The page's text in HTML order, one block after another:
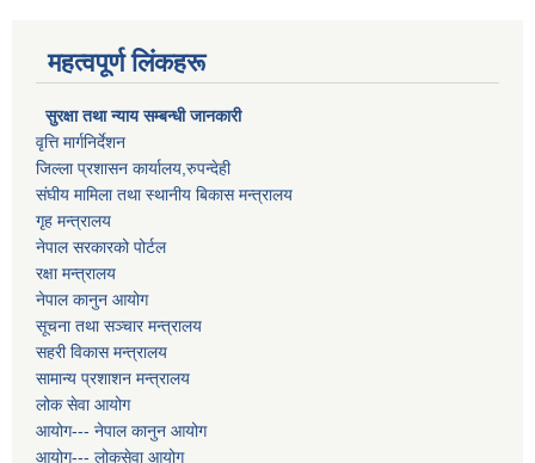
महत्वपूर्ण लिंकहरू
सुरक्षा तथा न्याय सम्बन्धी जानकारी
वृत्ति मार्गनिर्देशन
जिल्ला प्रशासन कार्यालय,रुपन्देही
संघीय मामिला तथा स्थानीय बिकास मन्त्रालय
गृह मन्त्रालय
नेपाल सरकारको पोर्टल
रक्षा मन्त्रालय
नेपाल कानुन आयोग
सूचना तथा सञ्चार मन्त्रालय
सहरी विकास मन्त्रालय
सामान्य प्रशाशन मन्त्रालय
लोक सेवा आयोग
आयोग--- नेपाल कानुन आयोग
आयोग--- लोकसेवा आयोग